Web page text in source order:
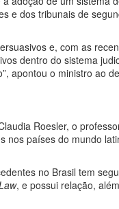
e dos tribunais de
e, com as
dentro do sistema
apontou o ministro ao
Roesler, o
países do mundo
no Brasil tem
, e possui relação,